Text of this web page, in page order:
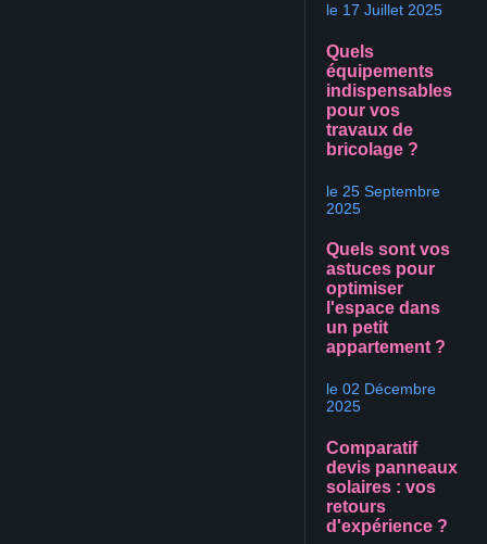
le 17 Juillet 2025
Quels
équipements
indispensables
pour vos
travaux de
bricolage ?
le 25 Septembre
2025
Quels sont vos
astuces pour
optimiser
l'espace dans
un petit
appartement ?
le 02 Décembre
2025
Comparatif
devis panneaux
solaires : vos
retours
d'expérience ?